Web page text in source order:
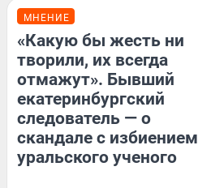
МНЕНИЕ
«Какую бы жесть ни
творили, их всегда
отмажут». Бывший
екатеринбургский
следователь — о
скандале с избиением
уральского ученого